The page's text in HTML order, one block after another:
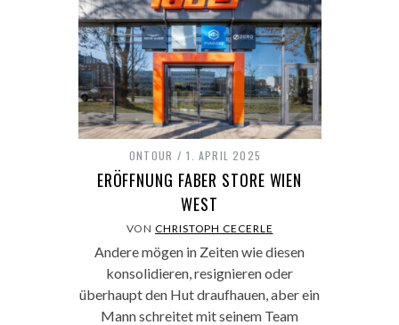
ONTOUR 1. APRIL 2025
ERÖFFNUNG FABER STORE WIEN
WEST
VONCHRISTOPH CECERLE
Andere mögen in Zeiten wie diesen
konsolidieren, resignieren oder
überhaupt den Hut draufhauen, aber ein
Mann schreitet mit seinem Team